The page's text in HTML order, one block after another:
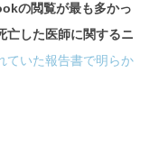
の閲覧が最も多かっ
亡した医師に関するニ
ていた報告書で明らか